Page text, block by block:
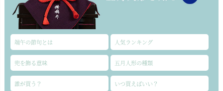
端午の節句とは 人気ランキング
兜を飾る意味 五月人形の種類
誰が買う？ いつ買えばいい？